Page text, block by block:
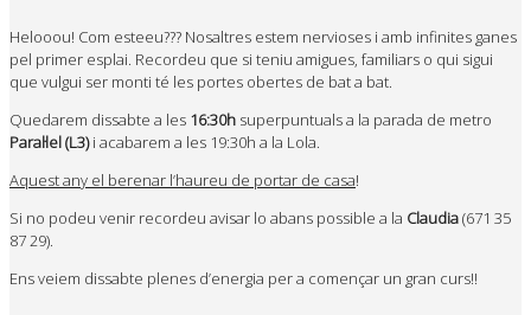
Helooou! Com esteeu??? Nosaltres estem nervioses i amb infinites ganes
pel primer esplai. Recordeu que si teniu amigues, familiars o qui sigui
que vulgui ser monti té les portes obertes de bat a bat.
Quedarem dissabte a les 16:30h superpuntuals a la parada de metro
Paral·lel (L3)i acabarem a les 19:30h a la Lola.
Aquest any el berenar l’haureu de portar de casa!
Si no podeu venir recordeu avisar lo abans possible a la Claudia(671 35
87 29).
Ens veiem dissabte plenes d’energia per a començar un gran curs!!